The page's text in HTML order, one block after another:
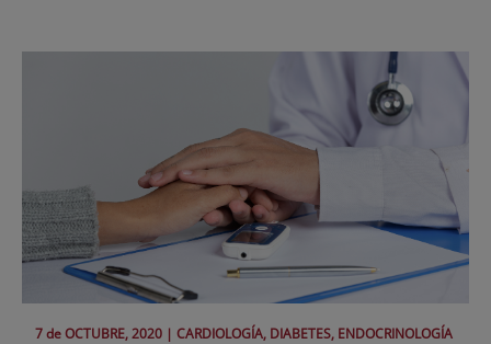
7 deOCTUBRE, 2020 | CARDIOLOGÍA, DIABETES, ENDOCRINOLOGÍA